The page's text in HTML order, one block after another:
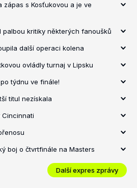
zápas s Kosťukovou a je ve
palbou kritiky některých fanoušků
další operaci kolena
ovládly turnaj v Lipsku
týdnu ve finále!
titul nezískala
Cincinnati
boj o čtvrtfinále na Masters
Další expres zprávy